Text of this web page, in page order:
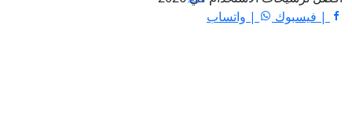
| فيسبوك | واتساب